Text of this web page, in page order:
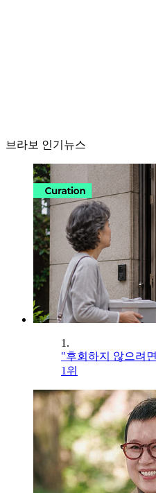
브라보 인기뉴스
1.
"후회하지 않으려
1위